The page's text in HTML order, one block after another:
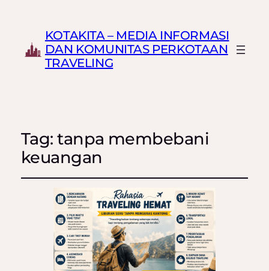
KOTAKITA – MEDIA INFORMASI
DAN KOMUNITAS PERKOTAAN
TRAVELING
Tag:tanpa membebani
keuangan